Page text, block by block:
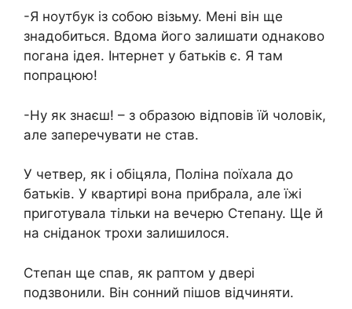
-Я ноутбук із собою візьму. Мені він ще
знадобиться. Вдома його залишати однаково
погана ідея. Інтернет у батьків є. Я там
попрацюю!
-Ну як знаєш! – з образою відповів їй чоловік,
але заперечувати не став.
У четвер, як і обіцяла, Поліна поїхала до
батьків. У квартирі вона прибрала, але їжі
приготувала тільки на вечерю Степану. Ще й
на сніданок трохи залишилося.
Степан ще спав, як раптом у двері
подзвонили. Він сонний пішов відчиняти.